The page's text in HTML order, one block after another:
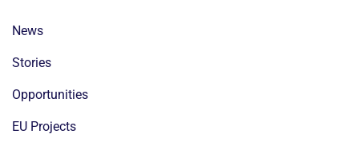
News
Stories
Opportunities
EU Projects